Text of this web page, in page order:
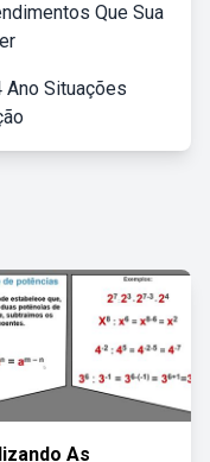
Que Sua
Situações
As